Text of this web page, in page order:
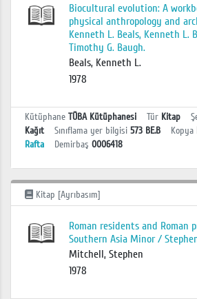
Biocultural evolution: A
physical anthropology and
Kenneth L. Beals, Kenneth L.
Timothy G. Baugh.
Beals, Kenneth L.
1978
Kütüphane TÜBA Kütüphanesi Tür Kitap
Kağıt
Sınıflama yer bilgisi 573 BE.B Kopya
Rafta
Demirbaş 0006418
Kitap [Ayrıbasım]
Roman residents and Roman
Southern Asia Minor /
Mitchell, Stephen
1978